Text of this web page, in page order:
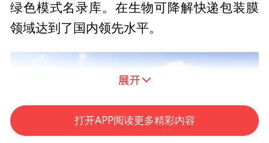
绿色模式名录库。在生物可降解快递包装膜
领域达到了国内领先水平。
打开APP阅读更多精彩内容